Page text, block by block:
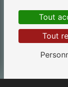
Tout
Tout